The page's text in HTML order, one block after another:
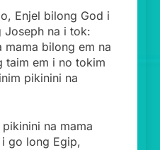
Enjel bilong God i
Joseph na i tok:
mama bilong em na
taim em i no tokim
pikinini na
na mama
go long Egip,